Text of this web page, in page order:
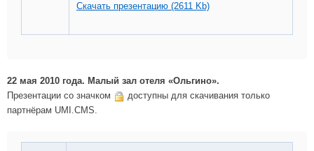
Скачать презентацию (2611 Kb)
22 мая 2010 года. Малый зал отеля «Ольгино».
Презентации со значком
доступны для скачивания только
партнёрам UMI.CMS.